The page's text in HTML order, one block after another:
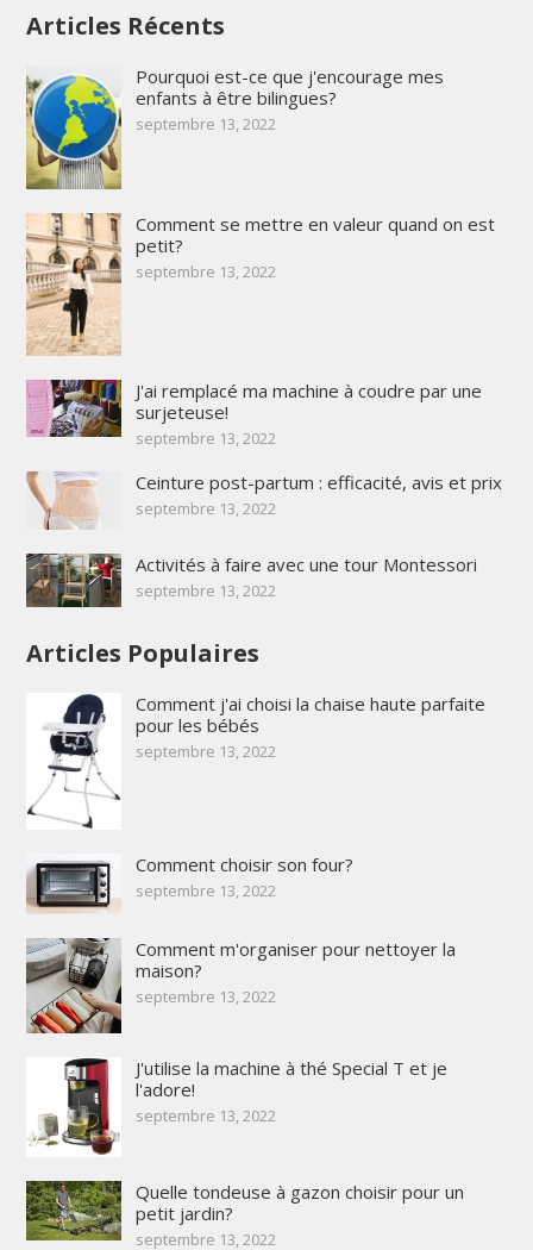
Articles Récents
Pourquoi est-ce que j'encourage mes
enfants à être bilingues?
septembre 13, 2022
Comment se mettre en valeur quand on est
petit?
septembre 13, 2022
J'ai remplacé ma machine à coudre par une
surjeteuse!
septembre 13, 2022
Ceinture post-partum : efficacité, avis et prix
septembre 13, 2022
Activités à faire avec une tour Montessori
septembre 13, 2022
Articles Populaires
Comment j'ai choisi la chaise haute parfaite
pour les bébés
septembre 13, 2022
Comment choisir son four?
septembre 13, 2022
Comment m'organiser pour nettoyer la
maison?
septembre 13, 2022
J'utilise la machine à thé Special T et je
l'adore!
septembre 13, 2022
Quelle tondeuse à gazon choisir pour un
petit jardin?
septembre 13, 2022